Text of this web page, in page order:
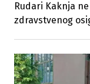
Rudari Kaknja
zdravstvenog